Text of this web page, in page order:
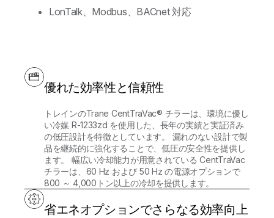
LonTalk、Modbus、BACnet 対応
優れた効率性と信頼性
トレインのTrane CentTraVac® チラーは、環境に優し
い冷媒 R-1233zd を使用した、長年の実績と実証済み
の低圧設計を特徴としています。 漏れのない設計で製
品を継続的に強化することで、低圧の安全性を提供し
ます。 幅広い冷却能力が用意されている CentTraVac
チラーは、60 Hz および 50 Hz の電源オプションで
800 ～ 4,000トン以上の冷却を提供します。
省エネオプションでさらなる効率向上